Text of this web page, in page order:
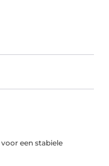
een stabiele